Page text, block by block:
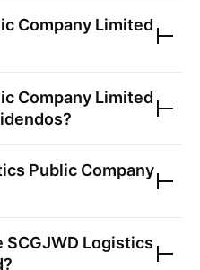
Company Limited
Company Limited
Public Company
SCGJWD Logistics
?